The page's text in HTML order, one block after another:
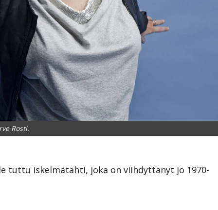
Rosti.
tuttu iskelmätähti, joka on viihdyttänyt jo 1970-